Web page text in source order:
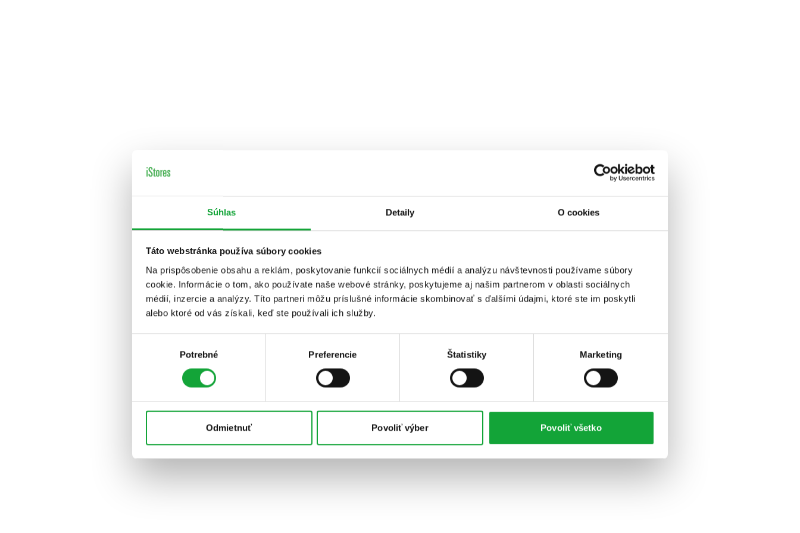
Súhlas Detaily O cookies
Táto webstránka používa súbory cookies
Na prispôsobenie obsahu a reklám, poskytovanie funkcií sociálnych médií a analýzu návštevnosti používame súbory
cookie. Informácie o tom, ako používate naše webové stránky, poskytujeme aj našim partnerom v oblasti sociálnych
médií, inzercie a analýzy. Títo partneri môžu príslušné informácie skombinovať s ďalšími údajmi, ktoré ste im poskytli
alebo ktoré od vás získali, keď ste používali ich služby.
Potrebné Preferencie Štatistiky Marketing
Odmietnuť Povoliť výber Povoliť všetko